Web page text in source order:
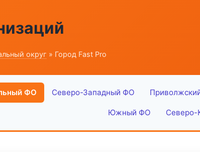
округ » Город Fast Pro
ФО Северо-Западный ФО
Южный ФО Северо-